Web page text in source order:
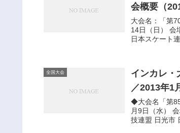
会概要（
大会名：「第
14日（日） 会
日本スケート
全国大会
インカレ
／2013年1
◆大会名「第
月9日（水）
技連盟 日光市